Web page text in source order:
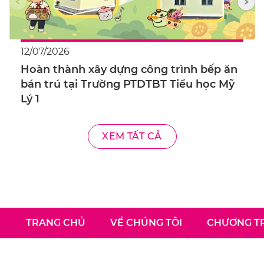
12/07/2026
Hoàn thành xây dựng công trình bếp ăn
bán trú tại Trường PTDTBT Tiểu học Mỹ
Lý 1
XEM TẤT CẢ
TRANG CHỦ VỀ CHÚNG TÔI CHƯƠNG